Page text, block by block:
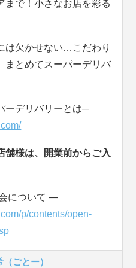
まで！小さなお店を彩る
は欠かせない…こだわり
まとめてスーパーデリバ
ーデリバリーとは─
舗様は、開業前からご入
について ―
p/contents/open-
ごとー）